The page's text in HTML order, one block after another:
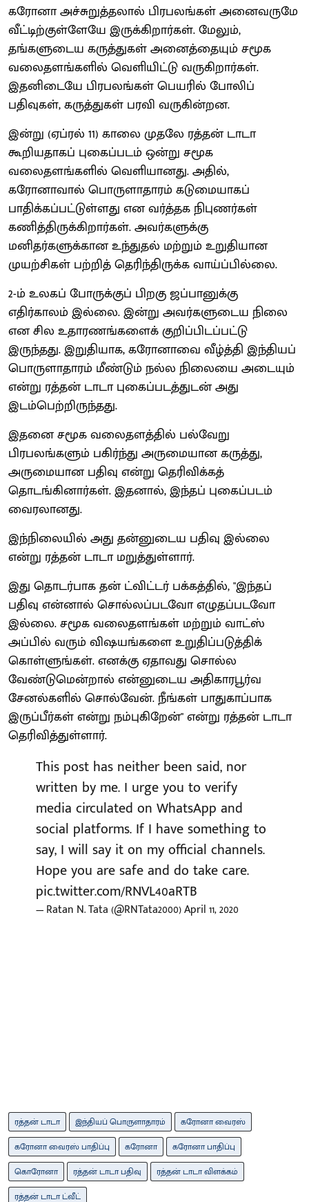
கரோனா அச்சுறுத்தலால் பிரபலங்கள் அனைவருமே
வீட்டிற்குள்ளேயே இருக்கிறார்கள். மேலும்,
தங்களுடைய கருத்துகள் அனைத்தையும் சமூக
வலைதளங்களில் வெளியிட்டு வருகிறார்கள்.
இதனிடையே பிரபலங்கள் பெயரில் போலிப்
பதிவுகள், கருத்துகள் பரவி வருகின்றன.
இன்று (ஏப்ரல் 11) காலை முதலே ரத்தன் டாடா
கூறியதாகப் புகைப்படம் ஒன்று சமூக
வலைதளங்களில் வெளியானது. அதில்,
கரோனாவால் பொருளாதாரம் கடுமையாகப்
பாதிக்கப்பட்டுள்ளது என வர்த்தக நிபுணர்கள்
கணித்திருக்கிறார்கள். அவர்களுக்கு
மனிதர்களுக்கான உந்துதல் மற்றும் உறுதியான
முயற்சிகள் பற்றித் தெரிந்திருக்க வாய்ப்பில்லை.
2-ம் உலகப் போருக்குப் பிறகு ஜப்பானுக்கு
எதிர்காலம் இல்லை. இன்று அவர்களுடைய நிலை
என சில உதாரணங்களைக் குறிப்பிடப்பட்டு
இருந்தது. இறுதியாக, கரோனாவை வீழ்த்தி இந்தியப்
பொருளாதாரம் மீண்டும் நல்ல நிலையை அடையும்
என்று ரத்தன் டாடா புகைப்படத்துடன் அது
இடம்பெற்றிருந்தது.
இதனை சமூக வலைதளத்தில் பல்வேறு
பிரபலங்களும் பகிர்ந்து அருமையான கருத்து,
அருமையான பதிவு என்று தெரிவிக்கத்
தொடங்கினார்கள். இதனால், இந்தப் புகைப்படம்
வைரலானது.
இந்நிலையில் அது தன்னுடைய பதிவு இல்லை
என்று ரத்தன் டாடா மறுத்துள்ளார்.
இது தொடர்பாக தன் ட்விட்டர் பக்கத்தில், "இந்தப்
பதிவு என்னால் சொல்லப்படவோ எழுதப்படவோ
இல்லை. சமூக வலைதளங்கள் மற்றும் வாட்ஸ்
அப்பில் வரும் விஷயங்களை உறுதிப்படுத்திக்
கொள்ளுங்கள். எனக்கு ஏதாவது சொல்ல
வேண்டுமென்றால் என்னுடைய அதிகாரபூர்வ
சேனல்களில் சொல்வேன். நீங்கள் பாதுகாப்பாக
இருப்பீர்கள் என்று நம்புகிறேன்" என்று ரத்தன் டாடா
தெரிவித்துள்ளார்.
This post has neither been said, nor
written by me. I urge you to verify
media circulated on WhatsApp and
social platforms. If I have something to
say, I will say it on my official channels.
Hope you are safe and do take care.
pic.twitter.com/RNVL40aRTB
— Ratan N. Tata (@RNTata2000)April 11, 2020
ரத்தன் டாடா இந்தியப் பொருளாதாரம்
கரோனா வைரஸ்
கரோனா வைரஸ் பாதிப்பு
கரோனா
கரோனா பாதிப்பு
கொரோனா
ரத்தன் டாடா பதிவு
ரத்தன் டாடா விளக்கம்
ரத்தன் டாடா ட்வீட்